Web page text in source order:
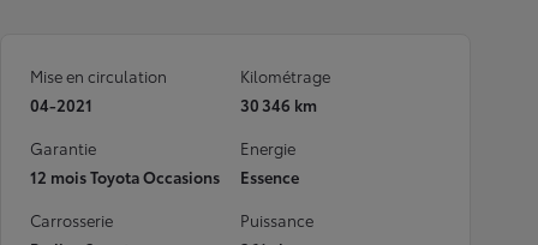
Mise en circulation
04-2021
Kilométrage
30 346 km
Garantie
12 mois Toyota Occasions
Energie
Essence
Carrosserie
Puissance